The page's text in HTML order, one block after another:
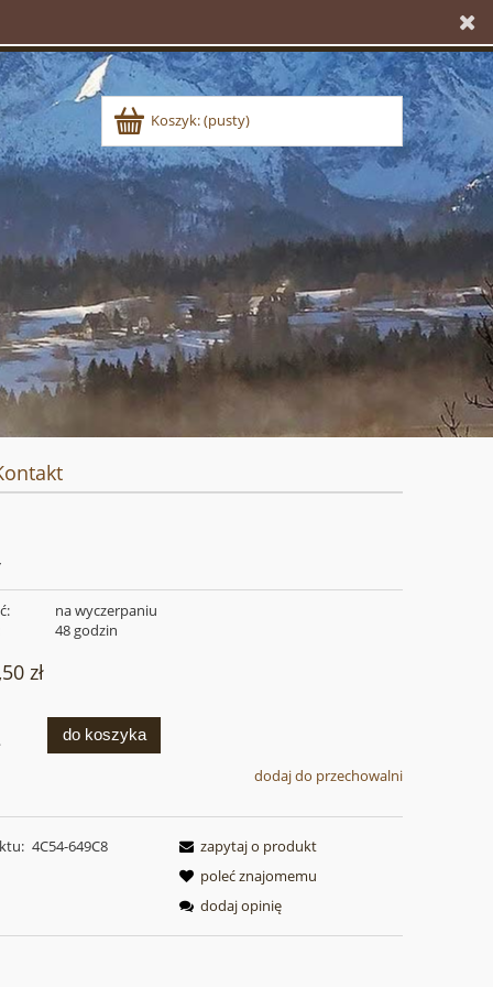
Koszyk:(pusty)
na wyczerpaniu
48 godzin
zł
do koszyka
dodaj do przechowalni
4C54-649C8
zapytaj o produkt
poleć znajomemu
dodaj opinię